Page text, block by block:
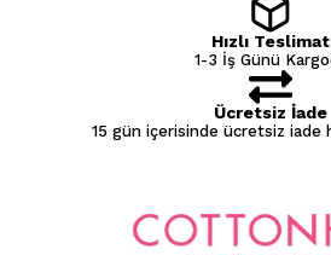
Hızlı Teslimat
1-3 İş Günü
Ücretsiz İade
15 gün içerisinde ücretsiz iade